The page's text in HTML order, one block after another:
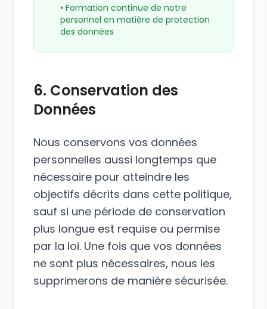
• Formation continue de notre
personnel en matière de protection
des données
6. Conservation des
Données
Nous conservons vos données
personnelles aussi longtemps que
nécessaire pour atteindre les
objectifs décrits dans cette politique,
sauf si une période de conservation
plus longue est requise ou permise
par la loi. Une fois que vos données
ne sont plus nécessaires, nous les
supprimerons de manière sécurisée.